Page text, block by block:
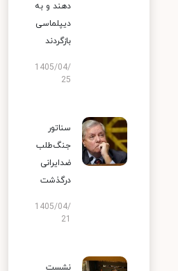
دهند و به
دیپلماسی
بازگردند
1405/04/
25
سناتور
جنگ‌طلب
ضدایرانی
درگذشت
1405/04/
نشست